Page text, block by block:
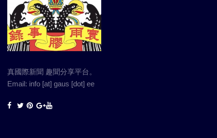
真國際新聞 趣聞分享平台。
Email: info [at] gaus [dot] ee